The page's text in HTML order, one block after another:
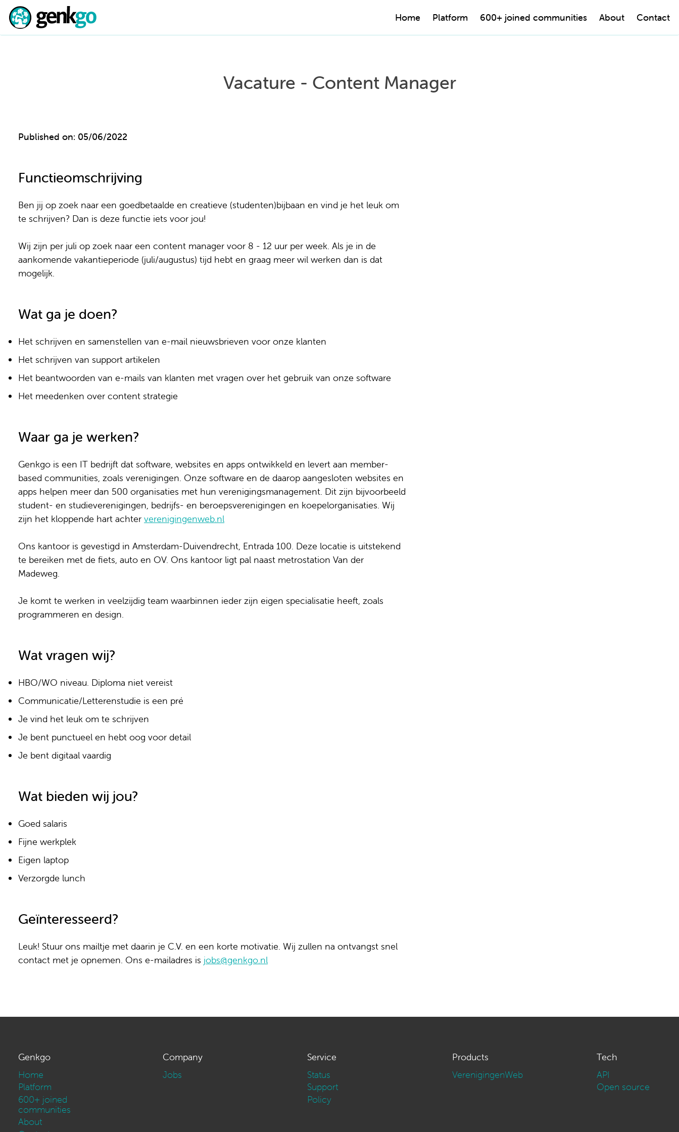
Home Platform 600+ joined communities About Contact
Vacature - Content Manager
Published on: 05/06/2022
Functieomschrijving
Ben jij op zoek naar een goedbetaalde en creatieve (studenten)bijbaan en vind je het leuk om
te schrijven? Dan is deze functie iets voor jou!
Wij zijn per juli op zoek naar een content manager voor 8 - 12 uur per week. Als je in de
aankomende vakantieperiode (juli/augustus) tijd hebt en graag meer wil werken dan is dat
mogelijk.
Wat ga je doen?
Het schrijven en samenstellen van e-mail nieuwsbrieven voor onze klanten
Het schrijven van support artikelen
Het beantwoorden van e-mails van klanten met vragen over het gebruik van onze software
Het meedenken over content strategie
Waar ga je werken?
Genkgo is een IT bedrijft dat software, websites en apps ontwikkeld en levert aan member-
based communities, zoals verenigingen. Onze software en de daarop aangesloten websites en
apps helpen meer dan 500 organisaties met hun verenigingsmanagement. Dit zijn bijvoorbeeld
student- en studieverenigingen, bedrijfs- en beroepsverenigingen en koepelorganisaties. Wij
zijn het kloppende hart achter verenigingenweb.nl
Ons kantoor is gevestigd in Amsterdam-Duivendrecht, Entrada 100. Deze locatie is uitstekend
te bereiken met de fiets, auto en OV. Ons kantoor ligt pal naast metrostation Van der
Madeweg.
Je komt te werken in veelzijdig team waarbinnen ieder zijn eigen specialisatie heeft, zoals
programmeren en design.
Wat vragen wij?
HBO/WO niveau. Diploma niet vereist
Communicatie/Letterenstudie is een pré
Je vind het leuk om te schrijven
Je bent punctueel en hebt oog voor detail
Je bent digitaal vaardig
Wat bieden wij jou?
Goed salaris
Fijne werkplek
Eigen laptop
Verzorgde lunch
Geïnteresseerd?
Leuk! Stuur ons mailtje met daarin je C.V. en een korte motivatie. Wij zullen na ontvangst snel
contact met je opnemen. Ons e-mailadres is jobs@genkgo.nl
Genkgo
Home
Platform
600+ joined
communities
About
Company
Jobs
Service
Status
Support
Policy
Products
VerenigingenWeb
Tech
API
Open source